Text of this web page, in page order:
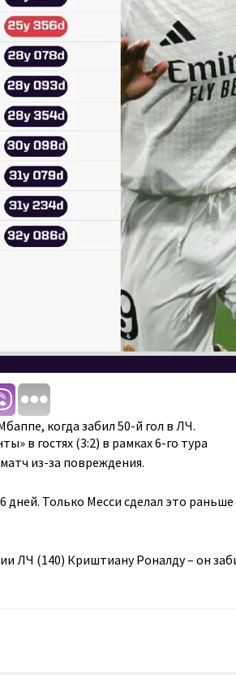
когда забил 50-й гол в ЛЧ.
в гостях (3:2) в рамках 6-го тура
из-за повреждения.
дней. Только Месси сделал это раньше
ЛЧ (140) Криштиану Роналду – он